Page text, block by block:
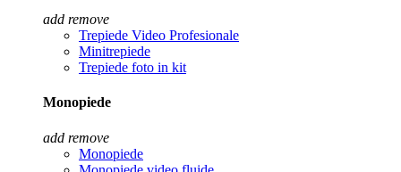
add remove
Trepiede Video Profesionale
Minitrepiede
Trepiede foto in kit
Monopiede
add remove
Monopiede